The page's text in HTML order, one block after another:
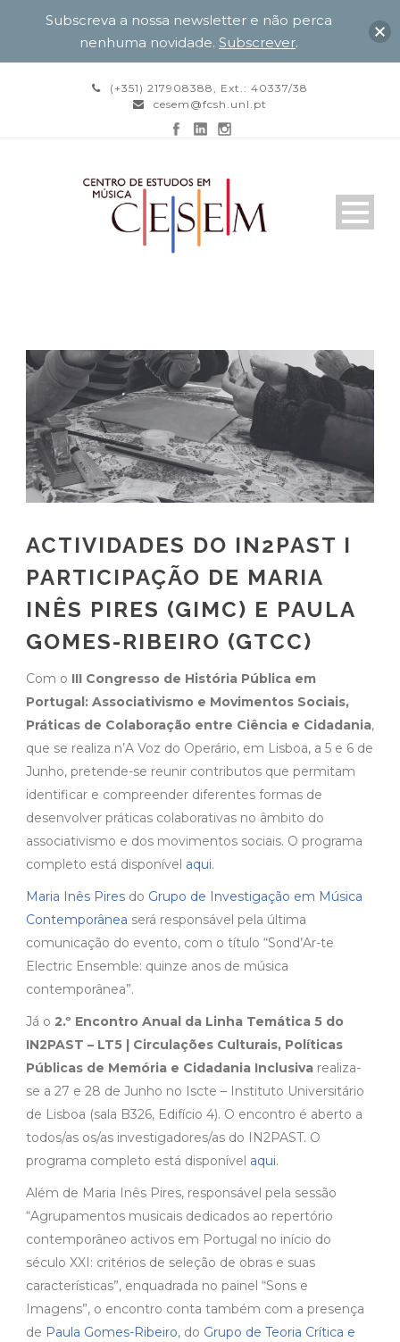
(+351) 217908388, Ext.: 40337/38
cesem@fcsh.unl.pt
ACTIVIDADES DO IN2PAST I
PARTICIPAÇÃO DE MARIA
INÊS PIRES (GIMC) E PAULA
GOMES-RIBEIRO (GTCC)
Com o III Congresso de História Pública em
Portugal: Associativismo e Movimentos Sociais,
Práticas de Colaboração entre Ciência e Cidadania,
que se realiza n’A Voz do Operário, em Lisboa, a 5 e 6 de
Junho, pretende-se reunir contributos que permitam
identificar e compreender diferentes formas de
desenvolver práticas colaborativas no âmbito do
associativismo e dos movimentos sociais. O programa
completo está disponível aqui.
Maria Inês Pires do Grupo de Investigação em Música
Contemporânea será responsável pela última
comunicação do evento, com o título “Sond’Ar-te
Electric Ensemble: quinze anos de música
contemporânea”.
Já o 2.º Encontro Anual da Linha Temática 5 do
IN2PAST – LT5 | Circulações Culturais, Políticas
Públicas de Memória e Cidadania Inclusiva realiza-
se a 27 e 28 de Junho no Iscte – Instituto Universitário
de Lisboa (sala B326, Edifício 4). O encontro é aberto a
todos/as os/as investigadores/as do IN2PAST. O
programa completo está disponível aqui.
Além de Maria Inês Pires, responsável pela sessão
“Agrupamentos musicais dedicados ao repertório
contemporâneo activos em Portugal no início do
século XXI: critérios de seleção de obras e suas
características”, enquadrada no painel “Sons e
Imagens”, o encontro conta também com a presença
de Paula Gomes-Ribeiro, do Grupo de Teoria Crítica e
Subscreva a nossa newsletter e não perca
nenhuma novidade. Subscrever.